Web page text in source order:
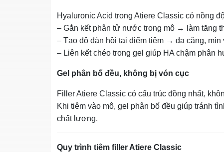
Hyaluronic Acid trong Atiere Classic có nồng
– Gắn kết phân tử nước trong mô → làm tăng
– Tạo độ đàn hồi tại điểm tiêm → da căng,
– Liên kết chéo trong gel giúp HA chậm phân
Gel phân bố đều, không bị vón cục
Filler Atiere Classic có cấu trúc đồng nhất,
Khi tiêm vào mô, gel phân bố đều giúp tránh
chất lượng.
Quy trình tiêm filler Atiere Classic